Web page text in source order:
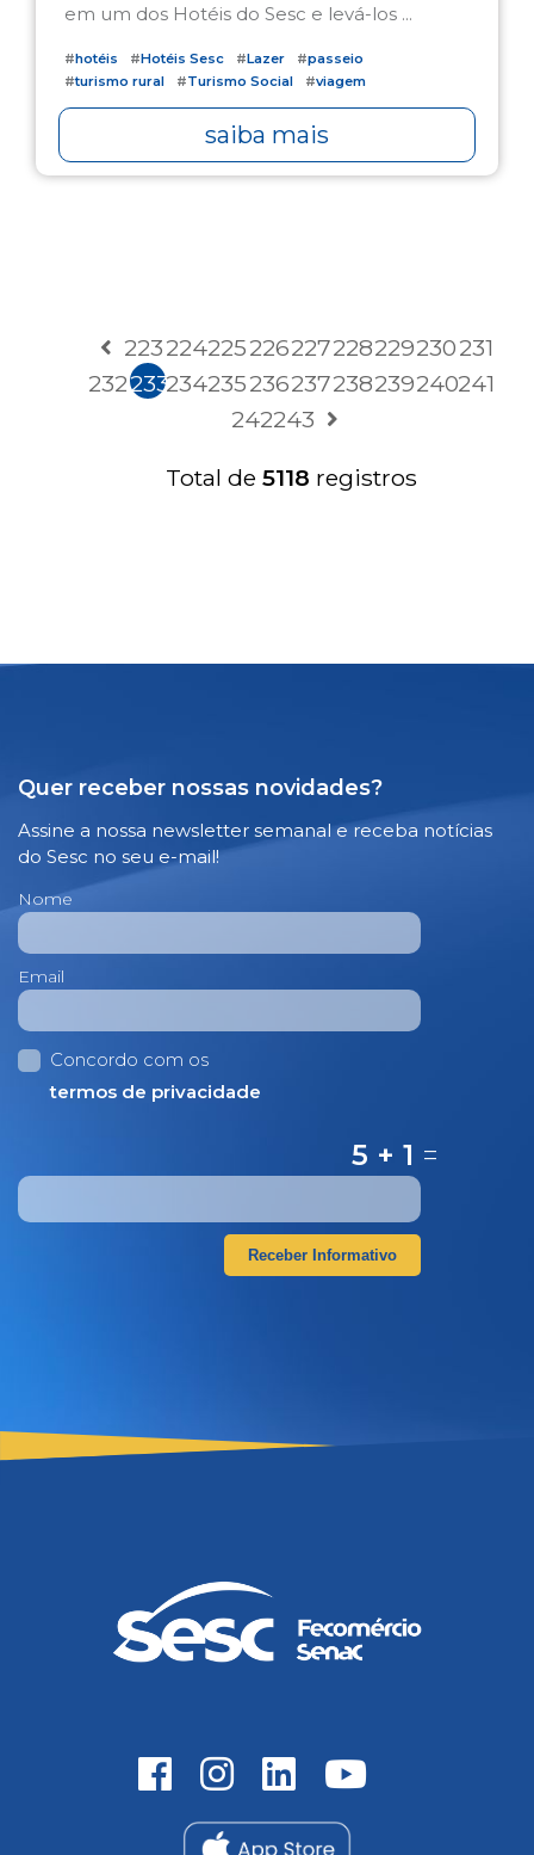
em um dos Hotéis do Sesc e levá-los ...
#hotéis #Hotéis Sesc #Lazer #passeio
#turismo rural #Turismo Social #viagem
saiba mais
223224225226227228229230231
232233234235236237238239240241
242243
Total de 5118 registros
Quer receber nossas novidades?
Assine a nossa newsletter semanal e receba notícias
do Sesc no seu e-mail!
Nome
Email
Concordo com os
termos de privacidade
5 + 1 =
Receber Informativo